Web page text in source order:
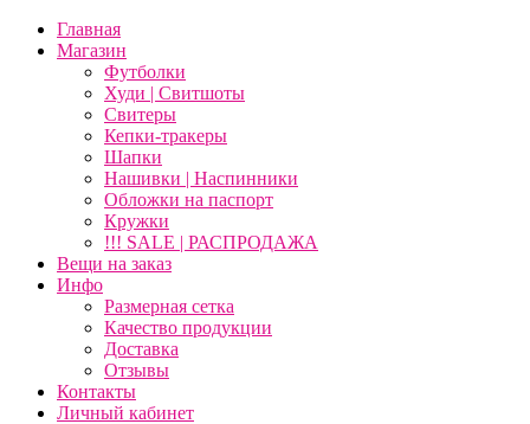
Главная
Магазин
Футболки
Худи | Свитшоты
Свитеры
Кепки-тракеры
Шапки
Нашивки | Наспинники
Обложки на паспорт
Кружки
!!! SALE | РАСПРОДАЖА
Вещи на заказ
Инфо
Размерная сетка
Качество продукции
Доставка
Отзывы
Контакты
Личный кабинет